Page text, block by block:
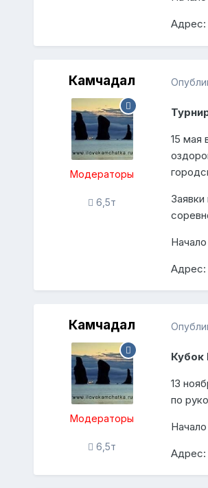
Адрес:
Камчадал
Модераторы
6,5т
15 мая
Адрес:
Камчадал
Модераторы
6,5т
Кубок
13
по
Начало
Адрес: